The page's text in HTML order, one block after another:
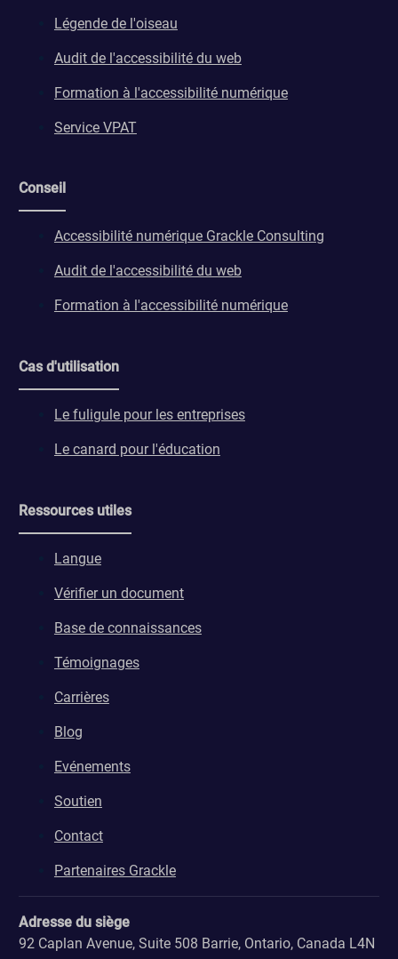
Légende de l'oiseau
Audit de l'accessibilité du web
Formation à l'accessibilité numérique
Service VPAT
Conseil
Accessibilité numérique Grackle Consulting
Audit de l'accessibilité du web
Formation à l'accessibilité numérique
Cas d'utilisation
Le fuligule pour les entreprises
Le canard pour l'éducation
Ressources utiles
Langue
Vérifier un document
Base de connaissances
Témoignages
Carrières
Blog
Evénements
Soutien
Contact
Partenaires Grackle
Adresse du siège
92 Caplan Avenue, Suite 508 Barrie, Ontario, Canada L4N